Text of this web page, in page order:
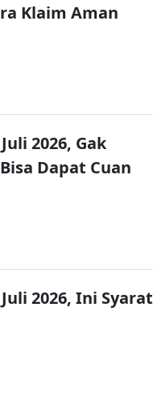
Klaim Aman
2026, Gak
Dapat Cuan
2026, Ini Syarat